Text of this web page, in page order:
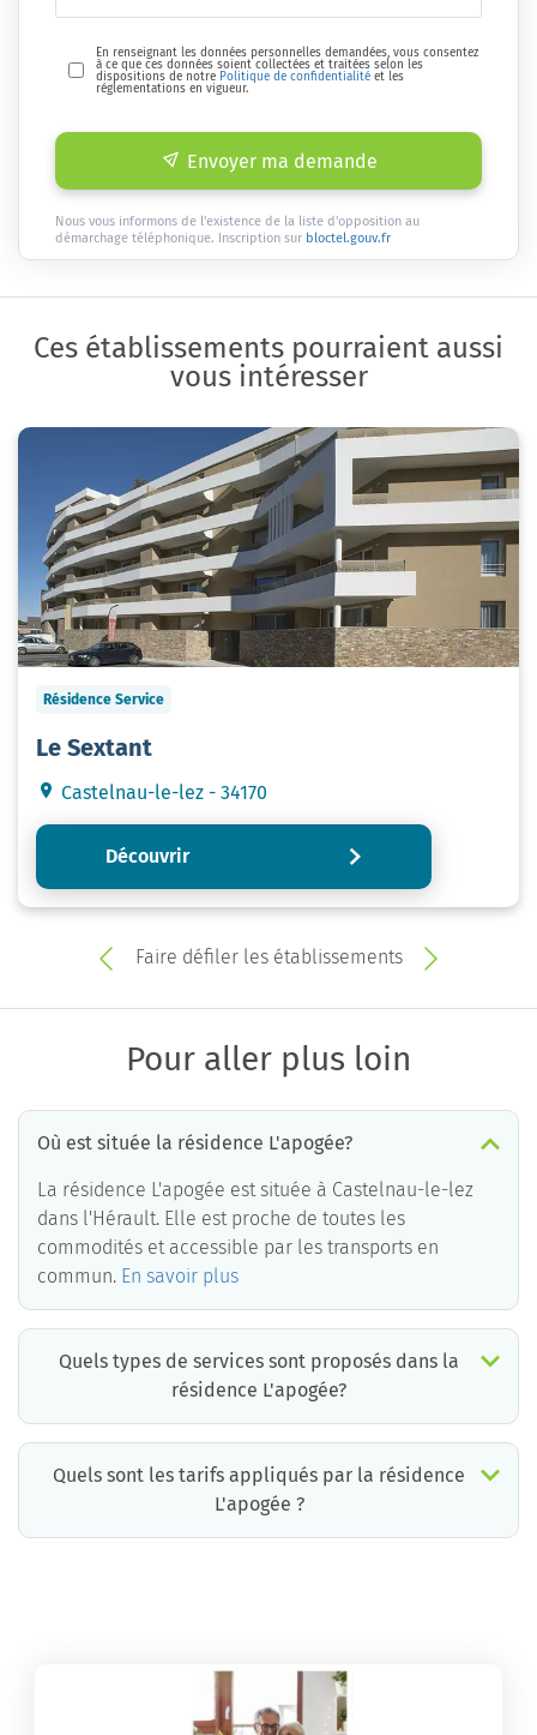
En renseignant les données personnelles demandées, vous consentez
à ce que ces données soient collectées et traitées selon les
dispositions de notre Politique de confidentialité et les
réglementations en vigueur.
Envoyer ma demande
Nous vous informons de l'existence de la liste d'opposition au
démarchage téléphonique. Inscription sur bloctel.gouv.fr
Ces établissements pourraient aussi
vous intéresser
Résidence Service
Le Sextant
Castelnau-le-lez - 34170
Découvrir
Faire défiler les établissements
Pour aller plus loin
Où est située la résidence L'apogée?
La résidence L'apogée est située à Castelnau-le-lez
dans l'Hérault. Elle est proche de toutes les
commodités et accessible par les transports en
commun. En savoir plus
Quels types de services sont proposés dans la
résidence L'apogée?
Quels sont les tarifs appliqués par la résidence
L'apogée ?